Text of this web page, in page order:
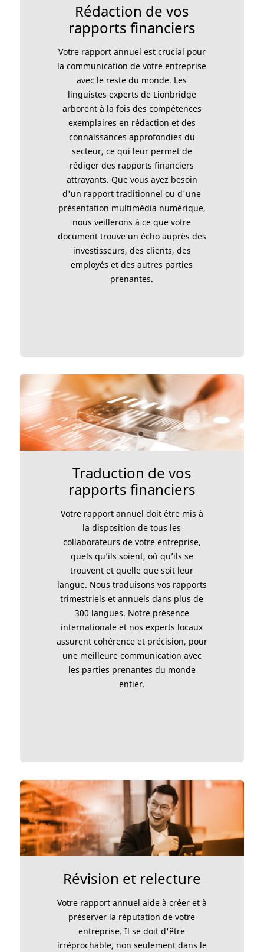
Rédaction de vos
rapports financiers
Votre rapport annuel est crucial pour
la communication de votre entreprise
avec le reste du monde. Les
linguistes experts de Lionbridge
arborent à la fois des compétences
exemplaires en rédaction et des
connaissances approfondies du
secteur, ce qui leur permet de
rédiger des rapports financiers
attrayants. Que vous ayez besoin
d'un rapport traditionnel ou d'une
présentation multimédia numérique,
nous veillerons à ce que votre
document trouve un écho auprès des
investisseurs, des clients, des
employés et des autres parties
prenantes.
Traduction de vos
rapports financiers
Votre rapport annuel doit être mis à
la disposition de tous les
collaborateurs de votre entreprise,
quels qu’ils soient, où qu’ils se
trouvent et quelle que soit leur
langue. Nous traduisons vos rapports
trimestriels et annuels dans plus de
300 langues. Notre présence
internationale et nos experts locaux
assurent cohérence et précision, pour
une meilleure communication avec
les parties prenantes du monde
entier.
Révision et relecture
Votre rapport annuel aide à créer et à
préserver la réputation de votre
entreprise. Il se doit d'être
irréprochable, non seulement dans le